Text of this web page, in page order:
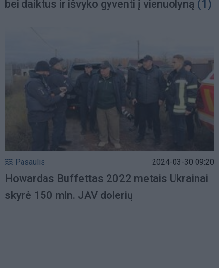
bei daiktus ir išvyko gyventi į vienuolyną (1)
Pasaulis 2024-03-30 09:20
Howardas Buffettas 2022 metais Ukrainai
skyrė 150 mln. JAV dolerių